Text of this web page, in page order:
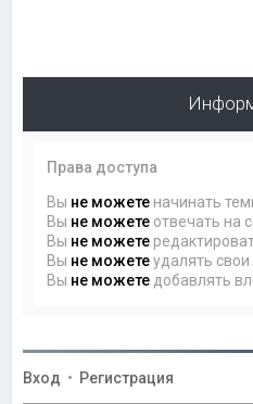
Права доступа
Вы не можете начинать
Вы не можете отвечать на
Вы не можете
Вы не можетеудалять
Вы не можете добавлять
Вход • Регистрация